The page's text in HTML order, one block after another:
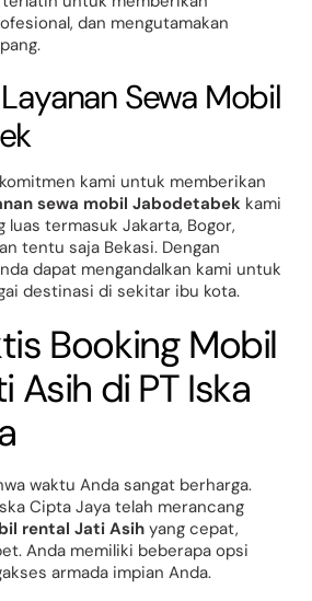
dan mengutamakan
Sewa Mobil
kami untuk memberikan
sewa mobil Jabodetabek kami
luas termasuk Jakarta, Bogor,
tentu saja Bekasi. Dengan
dapat mengandalkan kami untuk
destinasi di sekitar ibu kota.
Booking Mobil
Asih di PT Iska
waktu Anda sangat berharga.
Cipta Jaya telah merancang
rental Jati Asih yang cepat,
Anda memiliki beberapa opsi
armada impian Anda.